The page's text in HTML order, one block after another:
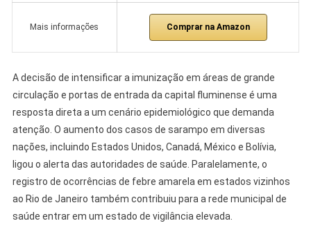
Mais informações Comprar na Amazon
A decisão de intensificar a imunização em áreas de grande
circulação e portas de entrada da capital fluminense é uma
resposta direta a um cenário epidemiológico que demanda
atenção. O aumento dos casos de sarampo em diversas
nações, incluindo Estados Unidos, Canadá, México e Bolívia,
ligou o alerta das autoridades de saúde. Paralelamente, o
registro de ocorrências de febre amarela em estados vizinhos
ao Rio de Janeiro também contribuiu para a rede municipal de
saúde entrar em um estado de vigilância elevada.